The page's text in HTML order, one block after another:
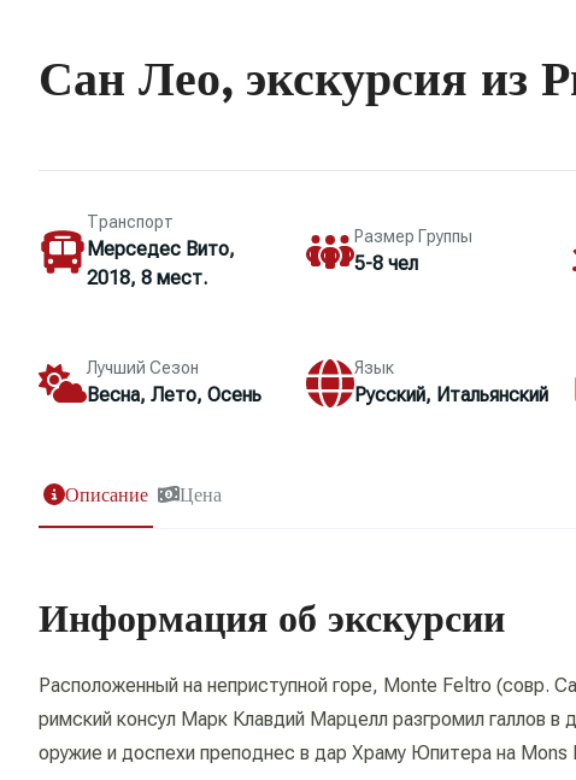
Сан Лео, экскурсия из
Транспорт
Мерседес Вито,
2018, 8 мест.
Размер Группы
5-8 чел
Лучший Сезон
Весна, Лето, Осень
Язык
Русский, Итальянский
Описание Цена
Информация об экскурсии
Расположенный на неприступной горе, Monte Feltro (совр.
римский консул Марк Клавдий Марцелл разгромил галлов в
оружие и доспехи преподнес в дар Храму Юпитера на Mons